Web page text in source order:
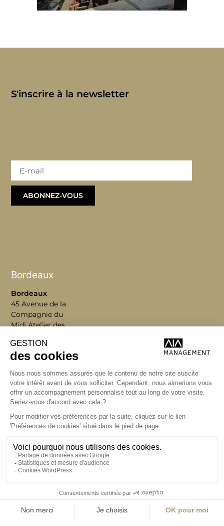
S'inscrire à la newsletter
ABONNEZ-VOUS
Bordeaux
Lyon | Nice | Marseille
Nantes
Paris
Rennes | Lorient
Bordeaux
45 Avenue de la
Compagnie du
Midi Atelier des
33800 Bordeaux
T +33 (0)5 56 34
Écrire
bordeaux@aialifedesigners.fr
Visite
management.aialifedesigners.fr